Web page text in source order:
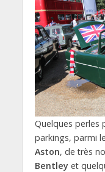
Quelques perles
parkings, parmi
Aston, de très
Bentleyet